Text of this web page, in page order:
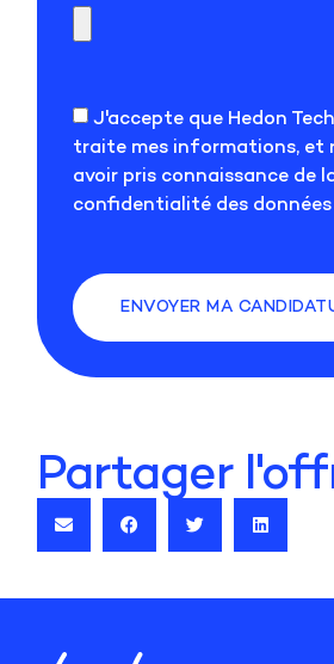
J'accepte que Hedon
traite mes informations, et
avoir pris connaissance de
confidentialité des
ENVOYER MA
Partager